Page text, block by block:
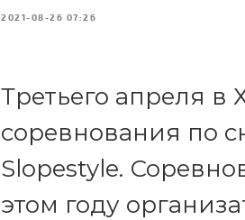
2021-08-26 07:26
Третьего апреля
соревнования по
Slopestyle.
этом году